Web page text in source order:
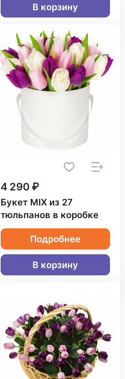
В корзину
4 290 ₽
Букет MIX из 27
тюльпанов в коробке
Подробнее
В корзину